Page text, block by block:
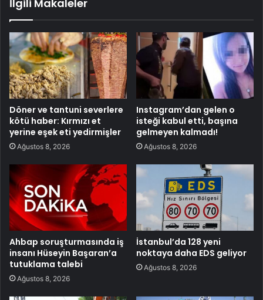
İlgili Makaleler
Döner ve tantuni severlere
kötü haber: Kırmızı et
yerine eşek eti yedirmişler
Ağustos 8, 2026
Instagram’dan gelen o
isteği kabul etti, başına
gelmeyen kalmadı!
Ağustos 8, 2026
Ahbap soruşturmasında iş
insanı Hüseyin Başaran’a
tutuklama talebi
Ağustos 8, 2026
İstanbul’da 128 yeni
noktaya daha EDS geliyor
Ağustos 8, 2026